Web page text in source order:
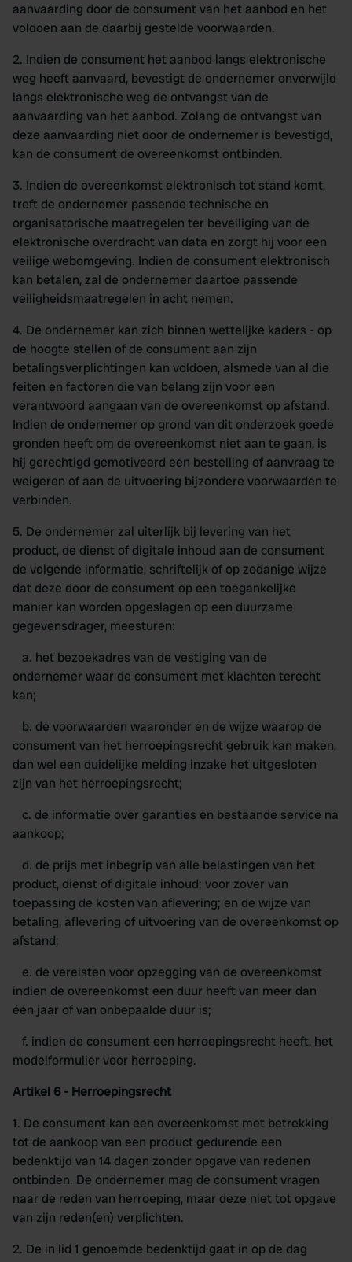
aanvaarding door de consument van het aanbod en het
voldoen aan de daarbij gestelde voorwaarden.
2. Indien de consument het aanbod langs elektronische
weg heeft aanvaard, bevestigt de ondernemer onverwijld
langs elektronische weg de ontvangst van de
aanvaarding van het aanbod. Zolang de ontvangst van
deze aanvaarding niet door de ondernemer is bevestigd,
kan de consument de overeenkomst ontbinden.
3. Indien de overeenkomst elektronisch tot stand komt,
treft de ondernemer passende technische en
organisatorische maatregelen ter beveiliging van de
elektronische overdracht van data en zorgt hij voor een
veilige webomgeving. Indien de consument elektronisch
kan betalen, zal de ondernemer daartoe passende
veiligheidsmaatregelen in acht nemen.
4. De ondernemer kan zich binnen wettelijke kaders - op
de hoogte stellen of de consument aan zijn
betalingsverplichtingen kan voldoen, alsmede van al die
feiten en factoren die van belang zijn voor een
verantwoord aangaan van de overeenkomst op afstand.
Indien de ondernemer op grond van dit onderzoek goede
gronden heeft om de overeenkomst niet aan te gaan, is
hij gerechtigd gemotiveerd een bestelling of aanvraag te
weigeren of aan de uitvoering bijzondere voorwaarden te
verbinden.
5. De ondernemer zal uiterlijk bij levering van het
product, de dienst of digitale inhoud aan de consument
de volgende informatie, schriftelijk of op zodanige wijze
dat deze door de consument op een toegankelijke
manier kan worden opgeslagen op een duurzame
gegevensdrager, meesturen:
a. het bezoekadres van de vestiging van de
ondernemer waar de consument met klachten terecht
kan;
b. de voorwaarden waaronder en de wijze waarop de
consument van het herroepingsrecht gebruik kan maken,
dan wel een duidelijke melding inzake het uitgesloten
zijn van het herroepingsrecht;
c. de informatie over garanties en bestaande service na
aankoop;
d. de prijs met inbegrip van alle belastingen van het
product, dienst of digitale inhoud; voor zover van
toepassing de kosten van aflevering; en de wijze van
betaling, aflevering of uitvoering van de overeenkomst op
afstand;
e. de vereisten voor opzegging van de overeenkomst
indien de overeenkomst een duur heeft van meer dan
één jaar of van onbepaalde duur is;
f. indien de consument een herroepingsrecht heeft, het
modelformulier voor herroeping.
Artikel 6 - Herroepingsrecht
1. De consument kan een overeenkomst met betrekking
tot de aankoop van een product gedurende een
bedenktijd van 14 dagen zonder opgave van redenen
ontbinden. De ondernemer mag de consument vragen
naar de reden van herroeping, maar deze niet tot opgave
van zijn reden(en) verplichten.
2. De in lid 1 genoemde bedenktijd gaat in op de dag